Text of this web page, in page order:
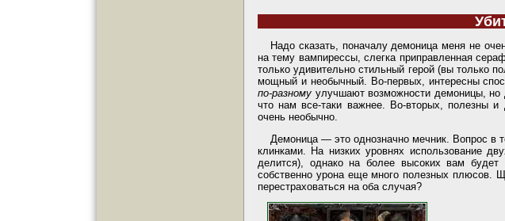
Надо сказать, поначалу демоница меня не
на тему вампирессы, слегка приправленная
только удивительно стильный герой (вы только
мощный и необычный. Во-первых, интересны
по-разному улучшают возможности демоницы, но
что нам все-таки важнее. Во-вторых, полезны и
очень необычно.
Демоница — это однозначно мечник. Вопрос
клинками. На низких уровнях использование
делится), однако на более высоких вам
собственно урона еще много полезных плюсов.
перестраховаться на оба случая?